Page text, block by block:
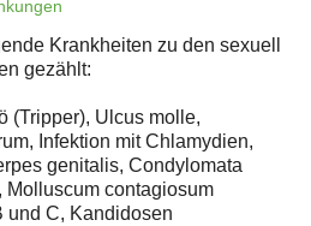
Krankheiten zu den sexuell
gezählt:
(Tripper), Ulcus molle,
Infektion mit Chlamydien,
genitalis, Condylomata
contagiosum
und C, Kandidosen